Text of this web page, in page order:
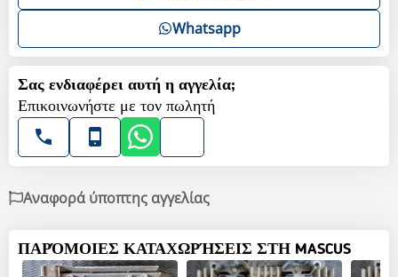
Whatsapp
Σας ενδιαφέρει αυτή η αγγελία;
Επικοινωνήστε με τον πωλητή
Αναφορά ύποπτης αγγελίας
ΠΑΡΌΜΟΙΕΣ ΚΑΤΑΧΩΡΉΣΕΙΣ ΣΤΗ MASCUS